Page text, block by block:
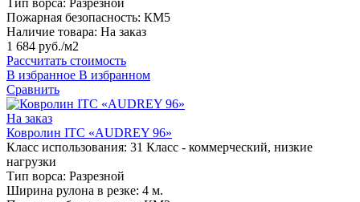
Тип ворса: Разрезной
Пожарная безопасность: КМ5
Наличие товара: На заказ
1 684 руб./м2
Рассчитать стоимость
В избранное В избранном
Сравнить
На заказ
Ковролин ITC «AUDREY 96»
Класс использования: 31 Класс - коммерческий, низкие
нагрузки
Тип ворса: Разрезной
Ширина рулона в резке: 4 м.